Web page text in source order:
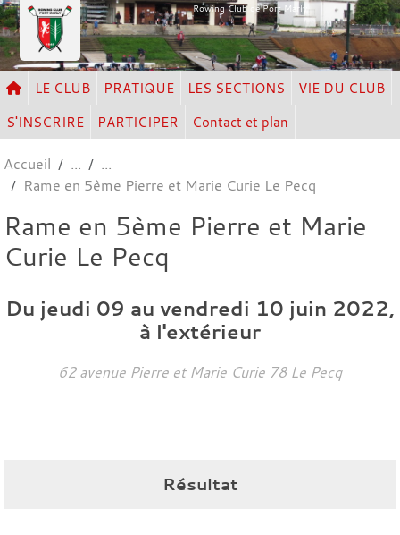
Rowing Club de Port Marly
LE CLUB PRATIQUE LES SECTIONS
VIE DU CLUB
S'INSCRIRE
PARTICIPER Contact et plan
Accueil
Rame en 5ème Pierre et Marie Curie Le Pecq
Rame en 5ème Pierre et Marie
Curie Le Pecq
Du jeudi 09 au vendredi 10 juin 2022,
à l'extérieur
62 avenue Pierre et Marie Curie 78 Le Pecq
Résultat
Panneau de gestion des cookies